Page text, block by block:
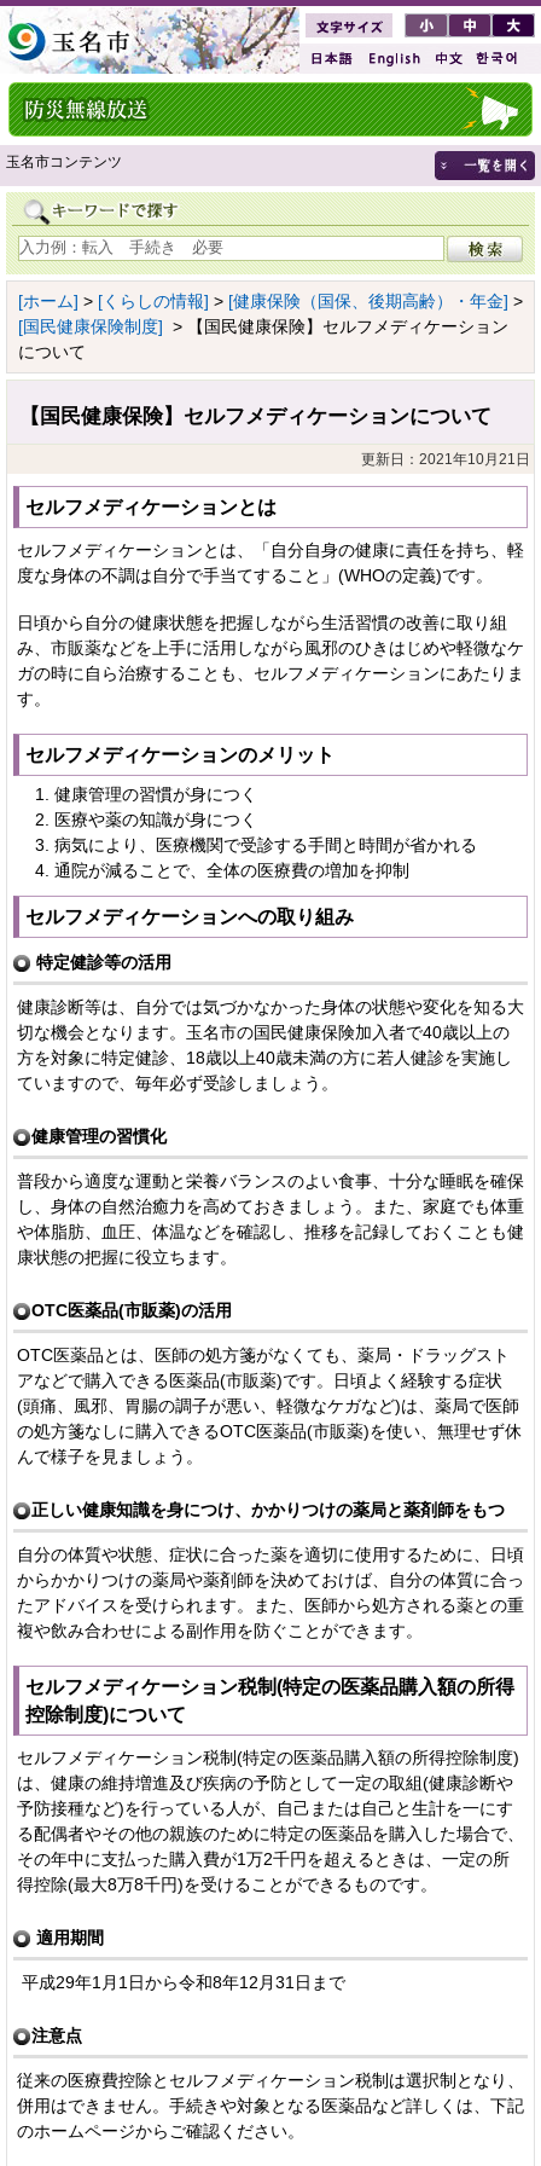
玉名市コンテンツ
[ホーム] > [くらしの情報] > [健康保険（国保、後期高齢）・年金] >
[国民健康保険制度] > 【国民健康保険】セルフメディケーション
について
【国民健康保険】セルフメディケーションについて
更新日：2021年10月21日
セルフメディケーションとは
セルフメディケーションとは、「自分自身の健康に責任を持ち、軽
度な身体の不調は自分で手当てすること」(WHOの定義)です。
日頃から自分の健康状態を把握しながら生活習慣の改善に取り組
み、市販薬などを上手に活用しながら風邪のひきはじめや軽微なケ
ガの時に自ら治療することも、セルフメディケーションにあたりま
す。
セルフメディケーションのメリット
健康管理の習慣が身につく
医療や薬の知識が身につく
病気により、医療機関で受診する手間と時間が省かれる
通院が減ることで、全体の医療費の増加を抑制
セルフメディケーションへの取り組み
特定健診等の活用
健康診断等は、自分では気づかなかった身体の状態や変化を知る大
切な機会となります。玉名市の国民健康保険加入者で40歳以上の
方を対象に特定健診、18歳以上40歳未満の方に若人健診を実施し
ていますので、毎年必ず受診しましょう。
健康管理の習慣化
普段から適度な運動と栄養バランスのよい食事、十分な睡眠を確保
し、身体の自然治癒力を高めておきましょう。また、家庭でも体重
や体脂肪、血圧、体温などを確認し、推移を記録しておくことも健
康状態の把握に役立ちます。
OTC医薬品(市販薬)の活用
OTC医薬品とは、医師の処方箋がなくても、薬局・ドラッグスト
アなどで購入できる医薬品(市販薬)です。日頃よく経験する症状
(頭痛、風邪、胃腸の調子が悪い、軽微なケガなど)は、薬局で医師
の処方箋なしに購入できるOTC医薬品(市販薬)を使い、無理せず休
んで様子を見ましょう。
正しい健康知識を身につけ、かかりつけの薬局と薬剤師をもつ
自分の体質や状態、症状に合った薬を適切に使用するために、日頃
からかかりつけの薬局や薬剤師を決めておけば、自分の体質に合っ
たアドバイスを受けられます。また、医師から処方される薬との重
複や飲み合わせによる副作用を防ぐことができます。
セルフメディケーション税制(特定の医薬品購入額の所得
控除制度)について
セルフメディケーション税制(特定の医薬品購入額の所得控除制度)
は、健康の維持増進及び疾病の予防として一定の取組(健康診断や
予防接種など)を行っている人が、自己または自己と生計を一にす
る配偶者やその他の親族のために特定の医薬品を購入した場合で、
その年中に支払った購入費が1万2千円を超えるときは、一定の所
得控除(最大8万8千円)を受けることができるものです。
適用期間
平成29年1月1日から令和8年12月31日まで
注意点
従来の医療費控除とセルフメディケーション税制は選択制となり、
併用はできません。手続きや対象となる医薬品など詳しくは、下記
のホームページからご確認ください。